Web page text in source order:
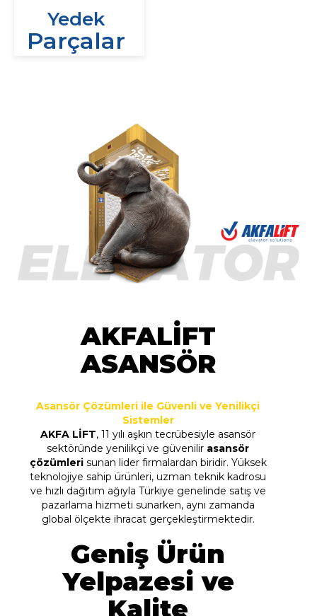
Yedek
Parçalar
AKFALİFT
ASANSÖR
Asansör Çözümleri ile Güvenli ve Yenilikçi
Sistemler
AKFA LİFT, 11 yılı aşkın tecrübesiyle asansör
sektöründe yenilikçi ve güvenilir asansör
çözümlerisunan lider firmalardan biridir. Yüksek
teknolojiye sahip ürünleri, uzman teknik kadrosu
ve hızlı dağıtım ağıyla Türkiye genelinde satış ve
pazarlama hizmeti sunarken, aynı zamanda
global ölçekte ihracat gerçekleştirmektedir.
Geniş Ürün
Yelpazesi ve
Kalite